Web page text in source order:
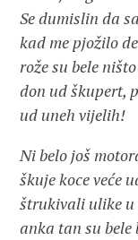
Se dumislin da
kad me pjožilo
rože su bele
don ud škupert,
ud uneh vijelih!
Ni belo još
škuje koce veće
štrukivali ulike
anka tan su bele